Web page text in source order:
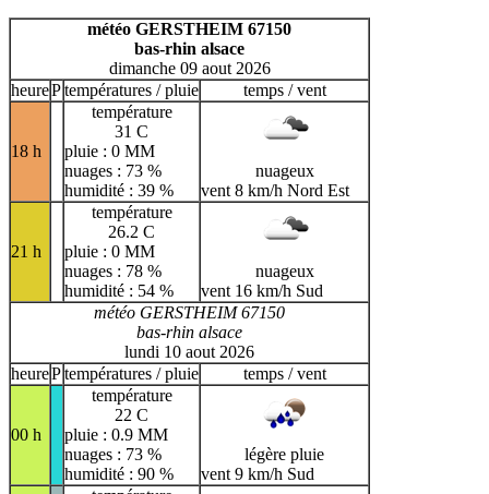
H
I J K L M
N
T
U
V
W X Y Z
météo GERSTHEIM 67150
bas-rhin alsace
dimanche 09 aout 2026
heurePtempératures / pluie temps / vent
18 h
température
31 C
pluie : 0 MM
nuages : 73 %
humidité : 39 %
nuageux
vent 8 km/h Nord Est
21 h
température
26.2 C
pluie : 0 MM
nuages : 78 %
humidité : 54 %
nuageux
vent 16 km/h Sud
météo GERSTHEIM 67150
bas-rhin alsace
lundi 10 aout 2026
heurePtempératures / pluie temps / vent
00 h
température
22 C
pluie : 0.9 MM
nuages : 73 %
humidité : 90 %
légère pluie
vent 9 km/h Sud